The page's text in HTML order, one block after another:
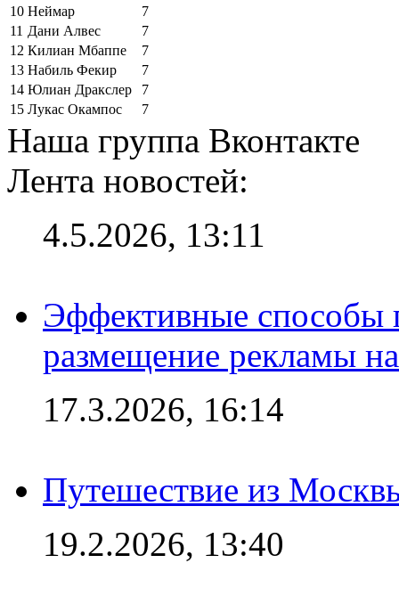
10 Неймар
7
11 Дани Алвес
7
12 Килиан Мбаппе
7
13 Набиль Фекир
7
14 Юлиан Дракслер
7
15 Лукас Окампос 7
Наша группа Вконтакте
Лента новостей:
4.5.2026, 13:11
Эффективные способы
размещение рекламы
17.3.2026, 16:14
Путешествие из
19.2.2026, 13:40